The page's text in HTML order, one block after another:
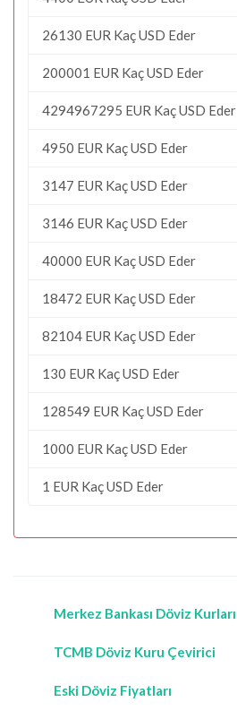
26130 EUR Kaç USD Eder
200001 EUR Kaç USD Eder
4294967295 EUR Kaç USD Eder
4950 EUR Kaç USD Eder
3147 EUR Kaç USD Eder
3146 EUR Kaç USD Eder
40000 EUR Kaç USD Eder
18472 EUR Kaç USD Eder
82104 EUR Kaç USD Eder
130 EUR Kaç USD Eder
128549 EUR Kaç USD Eder
1000 EUR Kaç USD Eder
1 EUR Kaç USD Eder
Merkez Bankası Döviz Kurları
TCMB Döviz Kuru Çevirici
Eski Döviz Fiyatları